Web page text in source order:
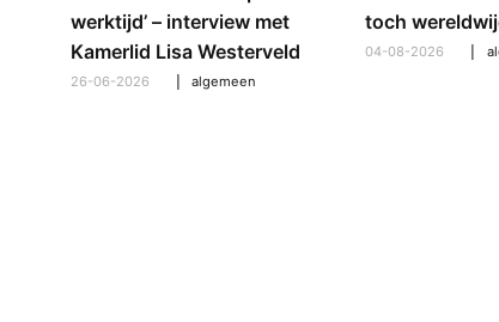
toch
04-08-2026
werktijd’ – interview met
Kamerlid Lisa Westerveld
26-06-2026 algemeen